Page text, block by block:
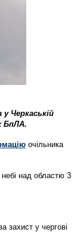
Черкаській
БпЛА.
очільника
небі над областю 3
захист у чергові